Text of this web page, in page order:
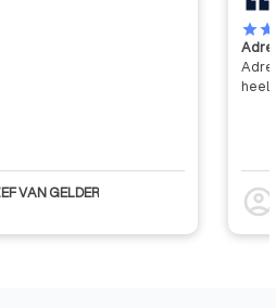
VAN GELDER
starstar
heel
account_circle